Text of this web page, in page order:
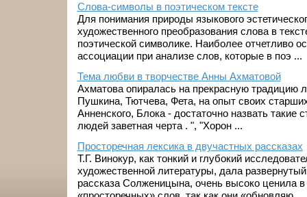
Слова-символы в поэтическом тексте
Для понимания природы языкового
художественного преобразования слова в
поэтической символике. Наиболее отчетливо
ассоциации при анализе слов, которые в поэ ...
Тема любви в творчестве Анны Ахматовой
Ахматова опиралась на прекрасную традицию
Пушкина, Тютчева, Фета, на опыт своих
Анненского, Блока - достаточно назвать такие
людей заветная черта . ", "Хорон ...
Просторечная лексика в двучастных рассказах
Т.Г. Винокур, как тонкий и глубокий
художественной литературы, дала
рассказа Солженицына, очень высоко ценила в